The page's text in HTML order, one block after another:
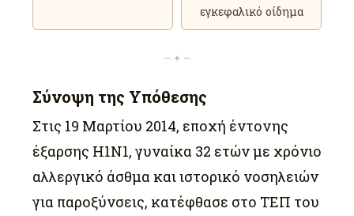
εγκεφαλικό οίδημα
— ✦ —
Σύνοψη της Υπόθεσης
Στις 19 Μαρτίου 2014, εποχή έντονης
έξαρσης H1N1, γυναίκα 32 ετών με χρόνιο
αλλεργικό άσθμα και ιστορικό νοσηλειών
για παροξύνσεις, κατέφθασε στο ΤΕΠ του